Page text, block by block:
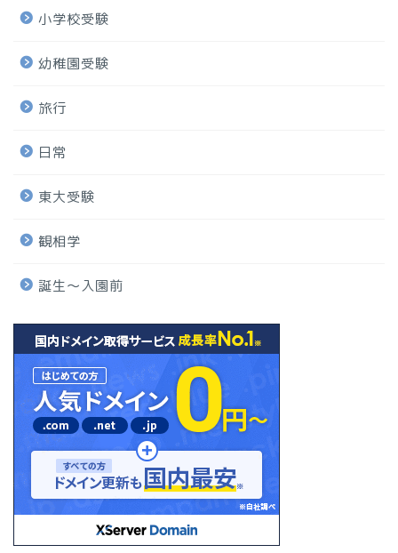
小学校受験
幼稚園受験
旅行
日常
東大受験
観相学
誕生〜入園前